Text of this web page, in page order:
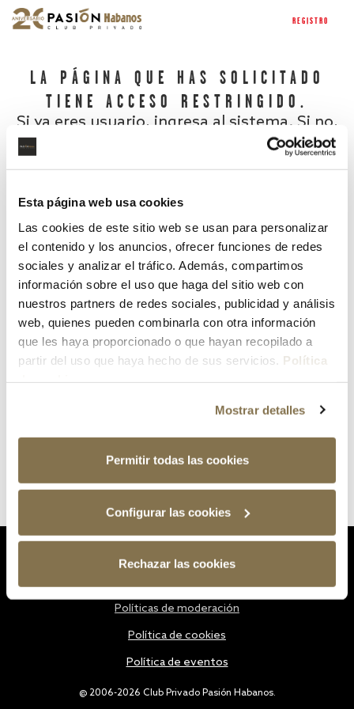
Esta página web usa cookies
Las cookies de este sitio web se usan para personalizar
el contenido y los anuncios, ofrecer funciones de redes
sociales y analizar el tráfico. Además, compartimos
información sobre el uso que haga del sitio web con
nuestros partners de redes sociales, publicidad y análisis
web, quienes pueden combinarla con otra información
que les haya proporcionado o que hayan recopilado a
partir del uso que haya hecho de sus servicios. Política
Mostrar detalles
Permitir todas las cookies
Configurar las cookies
Rechazar las cookies
REGISTRO
LA PÁGINA QUE HAS SOLICITADO
TIENE ACCESO RESTRINGIDO.
Si ya eres usuario, ingresa al sistema. Si no,
¿Has olvidado tu contraseña?
@ 2006-2026 Club Privado Pasión Habanos.
Políticas de moderación
Política de cookies
Política de eventos